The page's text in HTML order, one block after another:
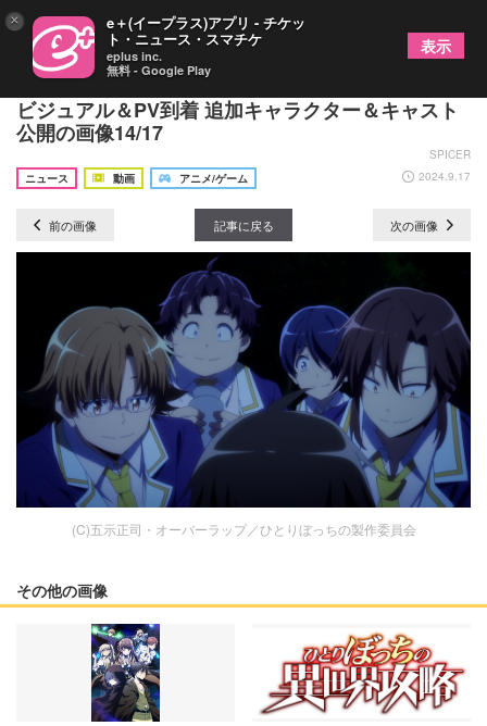
TVアニメ『ひとりぼっちの異世界攻略』第2弾キー
ビジュアル＆PV到着 追加キャラクター＆キャスト
公開の画像14/17
SPICER
ニュース
動画 アニメ/ゲーム 2024.9.17
前の画像 記事に戻る 次の画像
(C)五示正司・オーバーラップ／ひとりぼっちの製作委員会
その他の画像
× e＋(イープラス)アプリ - チケッ
ト・ニュース・スマチケ
eplus inc.
無料 - Google Play
表示